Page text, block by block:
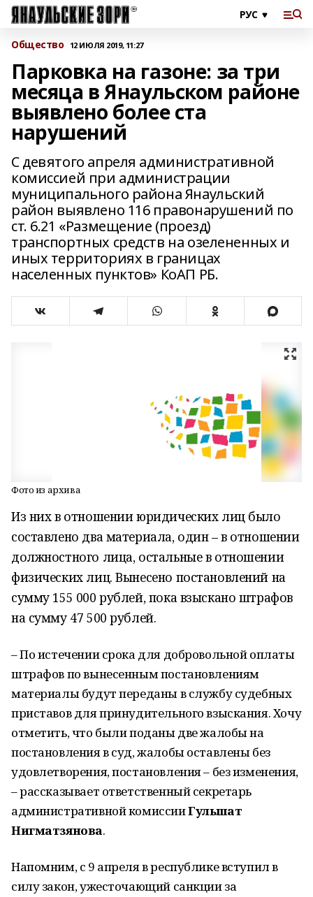
Общество 12 ИЮЛЯ 2019, 11:27
Парковка на газоне: за три
месяца в Янаульском районе
выявлено более ста
нарушений
С девятого апреля административной
комиссией при администрации
муниципального района Янаульский
район выявлено 116 правонарушений по
ст. 6.21 «Размещение (проезд)
транспортных средств на озелененных и
иных территориях в границах
населенных пунктов» КоАП РБ.
Фото из архива
Из них в отношении юридических лиц было
составлено два материала, один – в отношении
должностного лица, остальные в отношении
физических лиц. Вынесено постановлений на
сумму 155 000 рублей, пока взыскано штрафов
на сумму 47 500 рублей.
– По истечении срока для добровольной оплаты
штрафов по вынесенным постановлениям
материалы будут переданы в службу судебных
приставов для принудительного взыскания. Хочу
отметить, что были поданы две жалобы на
постановления в суд, жалобы оставлены без
удовлетворения, постановления – без изменения,
– рассказывает ответственный секретарь
административной комиссииГульшат
Нигматзянова.
Напомним, с 9 апреля в республике вступил в
силу закон, ужесточающий санкции за